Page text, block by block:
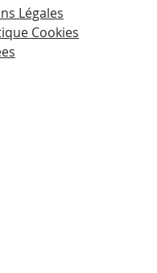
Légales
Cookies